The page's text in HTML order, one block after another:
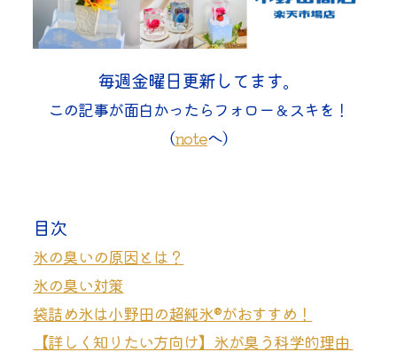
毎週金曜日更新してます。
この記事が面白かったらフォロー＆スキを！
（noteへ）
目次
氷の臭いの原因とは？
氷の臭い対策
袋詰め氷は小野田の超純氷®がおすすめ！
【詳しく知りたい方向け】氷が臭う科学的理由